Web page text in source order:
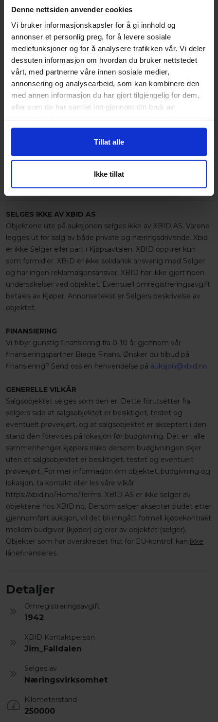
Denne nettsiden anvender cookies
Vi bruker informasjonskapsler for å gi innhold og
annonser et personlig preg, for å levere sosiale
mediefunksjoner og for å analysere trafikken vår. Vi deler
dessuten informasjon om hvordan du bruker nettstedet
vårt, med partnerne våre innen sosiale medier,
annonsering og analysearbeid, som kan kombinere den
med annen informasjon du har gjort tilgjengelig for dem,
eller som de har samlet inn gjennom din bruk av
Tillat alle
Ikke tillat
trygt valg for deg som ønsker en bil med lave
eierkostnader.
PÅKOSTET I 2025:
Nye kanaler
Travers bak
Bremseklosser Foran+Bak
Bremseskiver Foran+Bak
Bilen selges uten noen form for garanti eller
Lokasjon: Arendal
SELGES IKKE AV XBID AS
Objektene ute på auksjonen selges ikke av XBID AS. Varene
legges ut for salg av både private og næringsdrivende. Xbid
er ikke Selger eller part i Kjøpsavtalen. XBID opptrer kun
som formidler. XBID er ikke solidarisk ansvarlig med Selger
og har ingen reklamasjonsansvar. XBID har ikke gjort noen
undersøkelser ved objektet. Eventuell omregistreringsavgift
betales av Kjøper. Annonsetekst er Selgers beskrivelse av
objektet.
FINANSIERING
Vi tilbyr gunstig finansiering fra 0-10 år gjennom vår
finansieringspartner Brage Finans. Ønsker du tilbud på
finansiering? Send oss en henvendelse på auksjon@xbid.no
GENERELLE VILKÅR
Salgsobjektet selges som den er. Dette forutsetter fra
selgers side at salgsobjektet er besiktiget, testet og
eventuelt prøvekjørt, og at salgsobjektet er akseptert i den
stand den forevises på lokasjon før budgivning. Det er i alle
sammenhenger kjøpers risiko dersom budgivningen skjer
uten at salgsobjektet er besiktiget, testet og eventuelt
prøvekjørt. For mer informasjon om objektet, budgivning og
lokasjon, ta kontakt eller les våre vilkår
https://xbid.no/Home/Terms. XBID AS er ikke selger av
objektene hos XBID.no. Dersom selger aksepter budet etter
gjennomført auksjon, vil det bli inngått formell kjøpekontrakt
mellom budgiver (kjøper) og eier av objektet (selger).
Objekter som har overskredet frist for EU-kontroll kan ikke
lånefinansieres.
Detaljer
Omregistreringsavgift
1942
XBID Kontaktperson
Jim_Falldalen
Selges av
Næringsvirksomhet
Kilometerstand
250000